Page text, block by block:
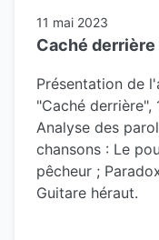
11 mai 2023
Caché
Présentation de
"Caché derrière",
Analyse des
chansons : Le
pêcheur ;
Guitare héraut.